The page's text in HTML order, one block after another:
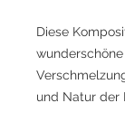
Diese
und Natur der